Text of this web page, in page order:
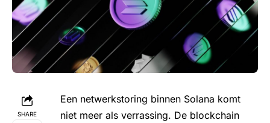
SHARE
Een netwerkstoring binnen Solana komt
niet meer als verrassing. De blockchain